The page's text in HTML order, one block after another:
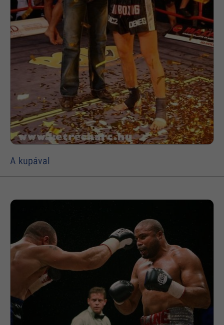
A kupával